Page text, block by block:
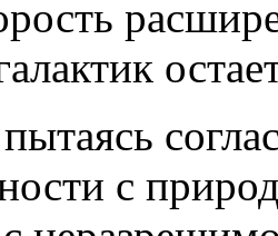
с